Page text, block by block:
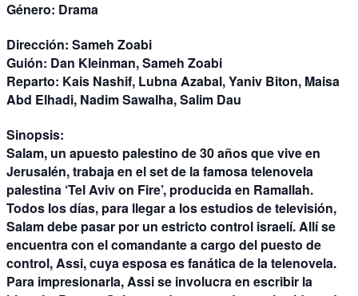
Género: Drama
Dirección: Sameh Zoabi
Guión: Dan Kleinman, Sameh Zoabi
Reparto: Kais Nashif, Lubna Azabal, Yaniv Biton, Maisa
Abd Elhadi, Nadim Sawalha, Salim Dau
Sinopsis:
Salam, un apuesto palestino de 30 años que vive en
Jerusalén, trabaja en el set de la famosa telenovela
palestina ‘Tel Aviv on Fire’, producida en Ramallah.
Todos los días, para llegar a los estudios de televisión,
Salam debe pasar por un estricto control israelí. Allí se
encuentra con el comandante a cargo del puesto de
control, Assi, cuya esposa es fanática de la telenovela.
Para impresionarla, Assi se involucra en escribir la